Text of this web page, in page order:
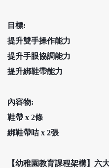
目標:
提升雙手操作能力
提升手眼協調能力
提升綁鞋帶能力
內容物:
鞋帶 x 2條
綁鞋帶咭x 2張
【幼稚園教育課程架構】六